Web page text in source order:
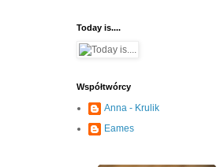
Today is....
Współtwórcy
Anna - Krulik
Eames